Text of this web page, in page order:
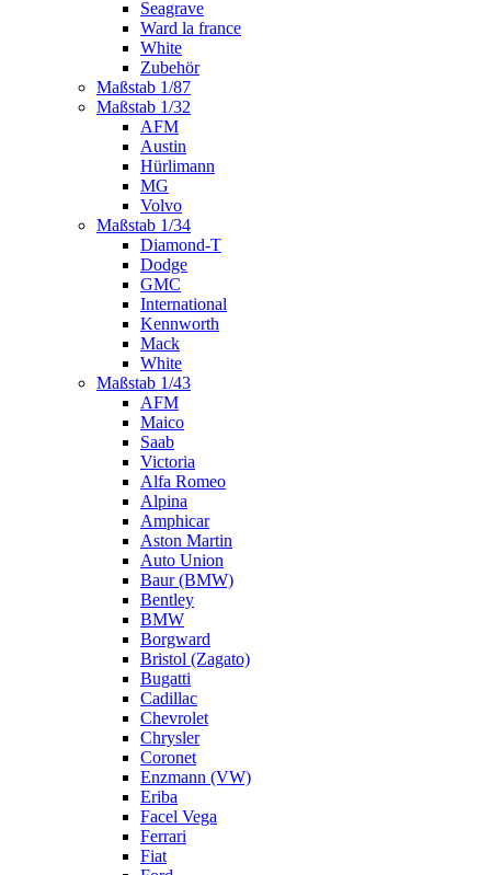
Seagrave
Ward la france
White
Zubehör
Maßstab 1/87
Maßstab 1/32
AFM
Austin
Hürlimann
MG
Volvo
Maßstab 1/34
Diamond-T
Dodge
GMC
International
Kennworth
Mack
White
Maßstab 1/43
AFM
Maico
Saab
Victoria
Alfa Romeo
Alpina
Amphicar
Aston Martin
Auto Union
Baur (BMW)
Bentley
BMW
Borgward
Bristol (Zagato)
Bugatti
Cadillac
Chevrolet
Chrysler
Coronet
Enzmann (VW)
Eriba
Facel Vega
Ferrari
Fiat